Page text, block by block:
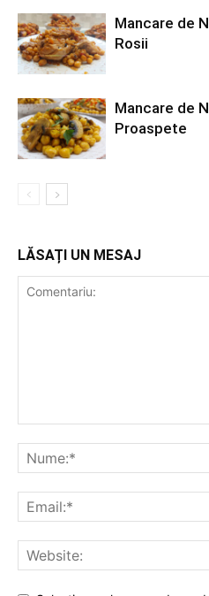
Mancare de
Rosii
Mancare de
Proaspete
LĂSAȚI UN MESAJ